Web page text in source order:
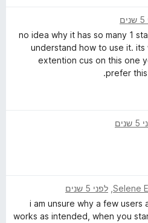
no idea why it has so many 1
understand how to use it.
extention cus on this one
prefer
Selene לפני 5 שנים
i am unsure why a few
works as intended, when you